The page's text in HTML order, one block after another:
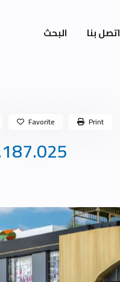
اتصل بنا البحث
Favorite Print